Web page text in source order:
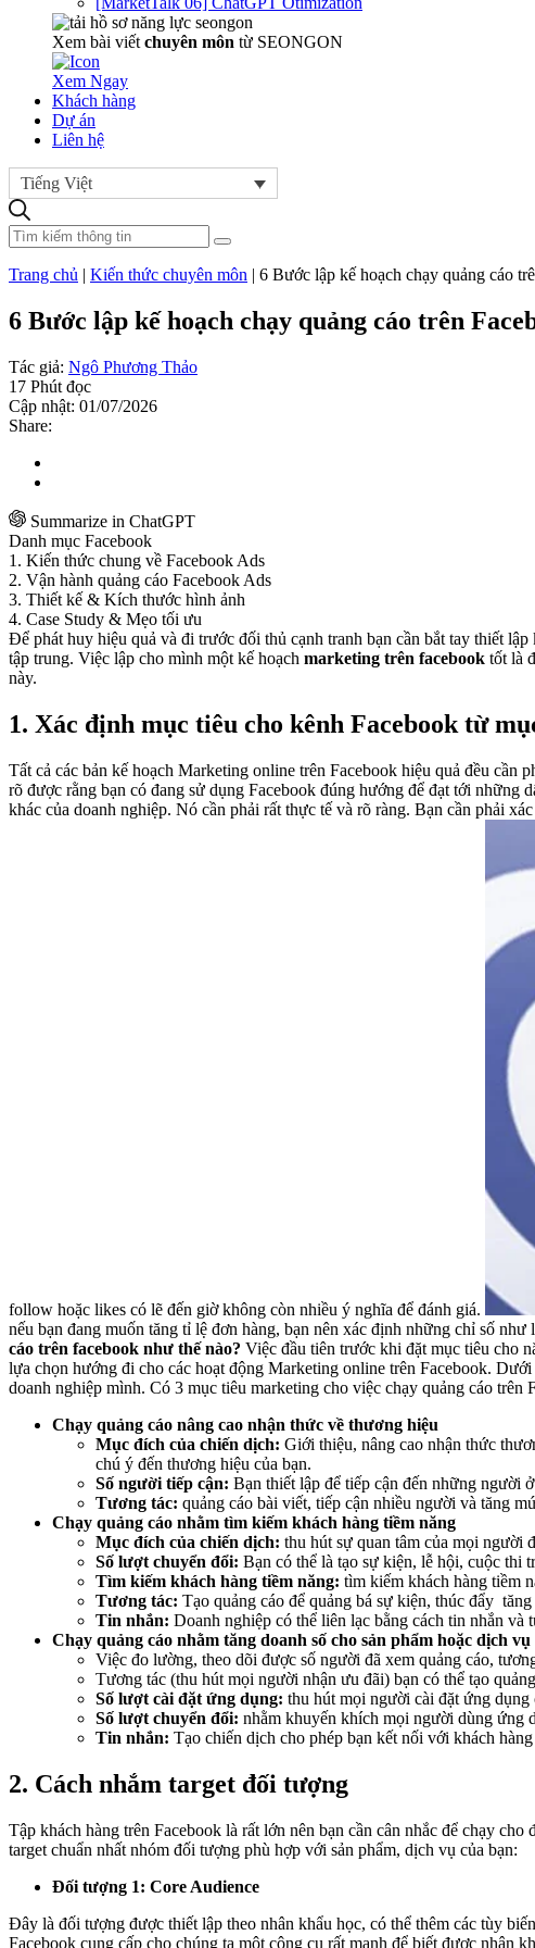
Xem bài viết chuyên môn từ SEONGON
Xem Ngay
Khách hàng
Dự án
Liên hệ
Tiếng Việt
Trang chủ | Kiến thức chuyên môn | 6 Bước lập kế hoạch chạy quảng cáo
6 Bước lập kế hoạch chạy quảng cáo trên
Tác giả: Ngô Phương Thảo
17 Phút đọc
Cập nhật: 01/07/2026
Share:
Summarize in ChatGPT
Danh mục Facebook
1. Kiến thức chung về Facebook Ads
2. Vận hành quảng cáo Facebook Ads
3. Thiết kế & Kích thước hình ảnh
4. Case Study & Mẹo tối ưu
Để phát huy hiệu quả và đi trước đối thủ cạnh tranh bạn cần bắt tay thiết lập
tập trung. Việc lập cho mình một kế hoạch marketing trên facebook tốt là
này.
1. Xác định mục tiêu cho kênh Facebook từ
Tất cả các bản kế hoạch Marketing online trên Facebook hiệu quả đều
rõ được rằng bạn có đang sử dụng Facebook đúng hướng để đạt tới những
khác của doanh nghiệp. Nó cần phải rất thực tế và rõ ràng. Bạn cần phải
follow hoặc likes có lẽ đến giờ không còn nhiều ý nghĩa để đánh giá.
nếu bạn đang muốn tăng tỉ lệ đơn hàng, bạn nên xác định những chỉ số
cáo trên facebook như thế nào? Việc đầu tiên trước khi đặt mục tiêu cho
lựa chọn hướng đi cho các hoạt động Marketing online trên Facebook.
doanh nghiệp mình. Có 3 mục tiêu marketing cho việc chạy quảng cáo trên
Chạy quảng cáo nâng cao nhận thức về thương hiệu
Mục đích của chiến dịch: Giới thiệu, nâng cao nhận thức
chú ý đến thương hiệu của bạn.
Số người tiếp cận: Bạn thiết lập để tiếp cận đến những người
Tương tác: quảng cáo bài viết, tiếp cận nhiều người và tăng
Chạy quảng cáo nhằm tìm kiếm khách hàng tiềm năng
Mục đích của chiến dịch: thu hút sự quan tâm của mọi người
Số lượt chuyển đổi: Bạn có thể là tạo sự kiện, lễ hội, cuộc thi
Tìm kiếm khách hàng tiềm năng: tìm kiếm khách hàng tiềm
Tương tác: Tạo quảng cáo để quảng bá sự kiện, thúc đẩy
Tin nhắn: Doanh nghiệp có thể liên lạc bằng cách tin nhắn và
Chạy quảng cáo nhằm tăng doanh số cho sản phẩm hoặc dịch vụ
Việc đo lường, theo dõi được số người đã xem quảng cáo,
Tương tác (thu hút mọi người nhận ưu đãi) bạn có thể tạo
Số lượt cài đặt ứng dụng: thu hút mọi người cài đặt ứng
Số lượt chuyển đổi: nhằm khuyến khích mọi người dùng ứng
Tin nhắn: Tạo chiến dịch cho phép bạn kết nối với khách
2. Cách nhắm target đối tượng
Tập khách hàng trên Facebook là rất lớn nên bạn cần cân nhắc để chạy
target chuẩn nhất nhóm đối tượng phù hợp với sản phẩm, dịch vụ của bạn:
Đối tượng 1: Core Audience
Đây là đối tượng được thiết lập theo nhân khẩu học, có thể thêm các tùy
Facebook cung cấp cho chúng ta một công cụ rất mạnh để biết được nhân